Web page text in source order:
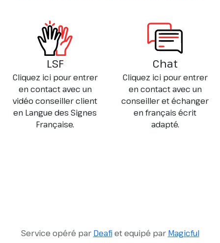
LSF
Cliquez ici pour entrer
en contact avec un
vidéo conseiller client
en Langue des Signes
Française.
Chat
Cliquez ici pour entrer
en contact avec un
conseiller et échanger
en français écrit
adapté.
Service opéré par Deafiet equipé par Magicful